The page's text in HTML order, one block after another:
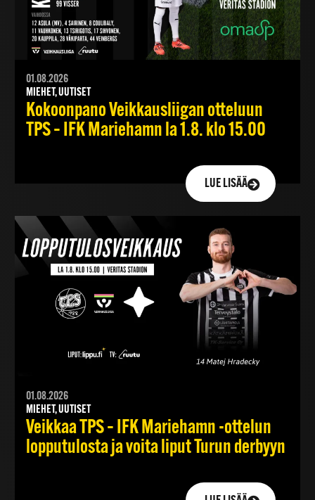
01.08.2026
MIEHET, UUTISET
Kokoonpano Veikkausliigan otteluun
TPS – IFK Mariehamn la 1.8. klo 15.00
LUE LISÄÄ
01.08.2026
MIEHET, UUTISET
Veikkaa TPS – IFK Mariehamn -ottelun
lopputulosta ja voita liput Turun derbyyn